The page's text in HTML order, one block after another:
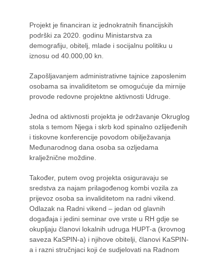
Novosti
Projekt je financiran iz jednokratnih financijskih
podrški za 2020. godinu Ministarstva za
demografiju, obitelj, mlade i socijalnu politiku u
iznosu od 40.000,00 kn.
Zapošljavanjem administrativne tajnice zaposlenim
osobama sa invaliditetom se omogućuje da mirnije
provode redovne projektne aktivnosti Udruge.
Jedna od aktivnosti projekta je održavanje Okruglog
stola s temom Njega i skrb kod spinalno ozlijeđenih
i tiskovne konferencije povodom obilježavanja
Međunarodnog dana osoba sa ozljedama
kralježnične moždine.
Također, putem ovog projekta osiguravaju se
sredstva za najam prilagođenog kombi vozila za
prijevoz osoba sa invaliditetom na radni vikend.
Odlazak na Radni vikend – jedan od glavnih
događaja i jedini seminar ove vrste u RH gdje se
okupljaju članovi lokalnih udruga HUPT-a (krovnog
saveza KaSPIN-a) i njihove obitelji, članovi KaSPIN-
a i razni stručnjaci koji će sudjelovati na Radnom